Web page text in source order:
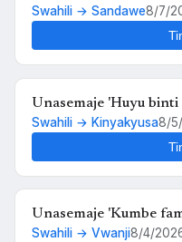
Swahili → Sandawe8/7/
Unasemaje 'Huyu binti
kwamba nikimuona tu
Swahili → Kinyakyusa8/
Unasemaje 'Kumbe
Swahili → Vwanji8/4/